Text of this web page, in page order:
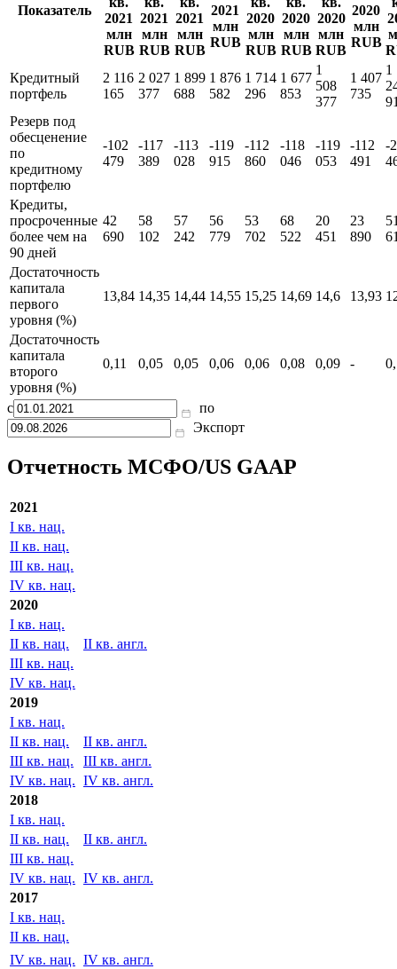
Дополнительные параметры
Показатель
IV
2021
млн
III
2021
млн
II
2021
млн
2021
млн
RUB
IV
2020
млн
III
2020
млн
II
2020
млн
RUB
2020
млн
RUB
Кредитный
портфель
2 116
165
2 027
377
1 899
688
1 876
582
1 714
296
1 677
853
508
377
1 407
735
Резерв под
обесценение
по
кредитному
портфелю
479
389
028
915
860
046
053
491
Кредиты,
просроченные
более чем на
90 дней
690
102
242
779
702
522
451
890
Достаточность
капитала
первого
уровня (%)
13,84 14,35 14,44 14,55 15,25 14,69 14,6
Достаточность
капитала
второго
0,11 0,05 0,05 0,06
с
по
Отчетность МСФО/US GAAP
2021
I кв. нац.
II кв. нац.
III кв. нац.
IV кв. нац.
2020
I кв. нац.
II кв. нац.
III кв. нац.
IV кв. нац.
2019
I кв. нац.
II кв. нац.
III кв. нац.
IV кв. нац.
IV кв. англ.
2018
I кв. нац.
II кв. нац.
III кв. нац.
IV кв. нац.
2017